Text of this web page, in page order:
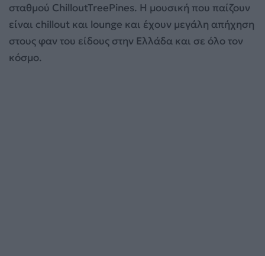
σταθμού ChilloutTreePines. Η μουσική που παίζουν
είναι chillout και lounge και έχουν μεγάλη απήχηση
στους φαν του είδους στην Ελλάδα και σε όλο τον
κόσμο.